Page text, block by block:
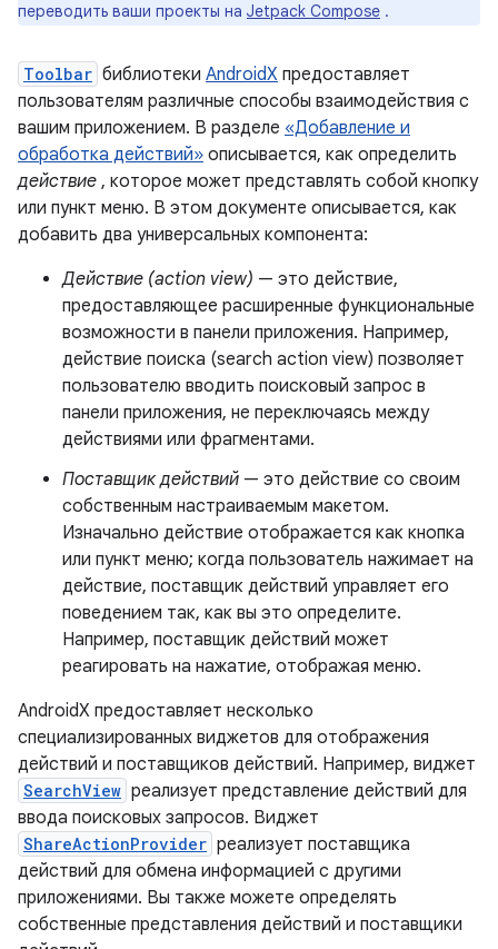
переводить ваши проекты на Jetpack Compose .
Toolbar библиотеки AndroidX предоставляет
пользователям различные способы взаимодействия с
вашим приложением. В разделе «Добавление и
обработка действий» описывается, как определить
действие , которое может представлять собой кнопку
или пункт меню. В этом документе описывается, как
добавить два универсальных компонента:
Действие (action view) — это действие,
предоставляющее расширенные функциональные
возможности в панели приложения. Например,
действие поиска (search action view) позволяет
пользователю вводить поисковый запрос в
панели приложения, не переключаясь между
действиями или фрагментами.
Поставщик действий — это действие со своим
собственным настраиваемым макетом.
Изначально действие отображается как кнопка
или пункт меню; когда пользователь нажимает на
действие, поставщик действий управляет его
поведением так, как вы это определите.
Например, поставщик действий может
реагировать на нажатие, отображая меню.
AndroidX предоставляет несколько
специализированных виджетов для отображения
действий и поставщиков действий. Например, виджет
SearchView реализует представление действий для
ввода поисковых запросов. Виджет
ShareActionProvider реализует поставщика
действий для обмена информацией с другими
приложениями. Вы также можете определять
собственные представления действий и поставщики